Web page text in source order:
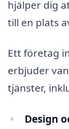
hjälper dig
till en plats
Ett företag
erbjuder
tjänster,
Design